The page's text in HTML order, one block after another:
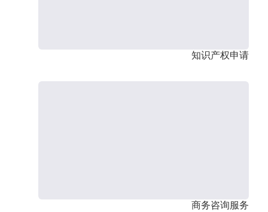
知识产权申请
商务咨询服务